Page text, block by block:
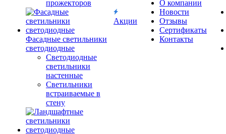
прожекторов
Фасадные светильники
светодиодные
Светодиодные
светильники
настенные
Светильники
встраиваемые в
стену
Акции
О компании
Новости
Отзывы
Сертификаты
Контакты